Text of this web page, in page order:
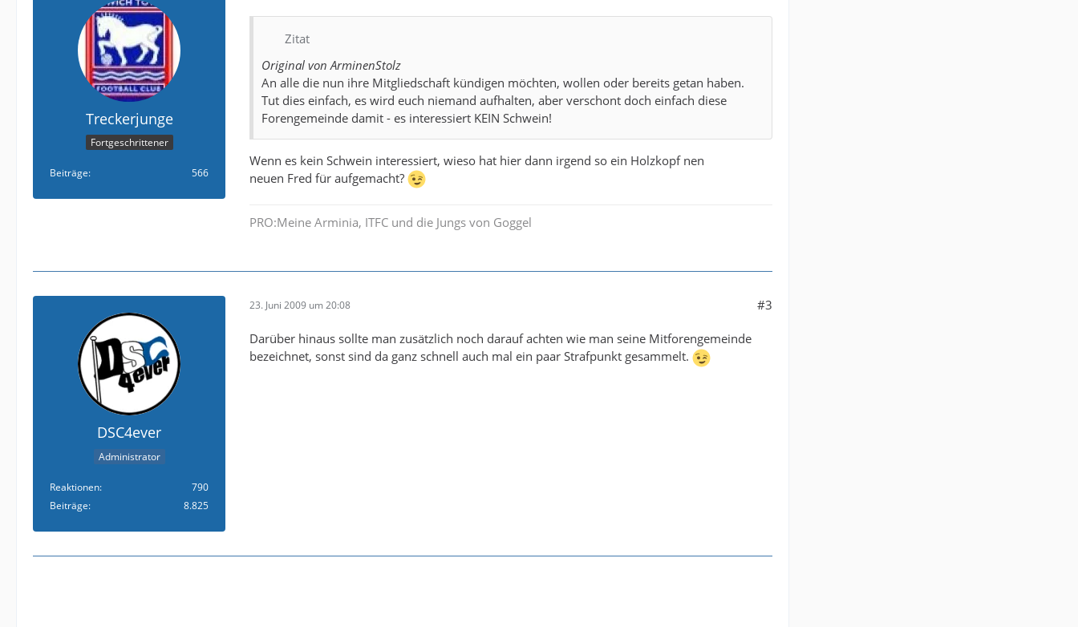
Treckerjunge
Fortgeschrittener
Beiträge 566
Zitat
Original von ArminenStolz
An alle die nun ihre Mitgliedschaft kündigen möchten, wollen oder bereits getan haben.
Tut dies einfach, es wird euch niemand aufhalten, aber verschont doch einfach diese
Forengemeinde damit - es interessiert KEIN Schwein!
Wenn es kein Schwein interessiert, wieso hat hier dann irgend so ein Holzkopf nen
neuen Fred für aufgemacht?
PRO:Meine Arminia, ITFC und die Jungs von Goggel
DSC4ever
Administrator
Reaktionen
790
Beiträge
8.825
23. Juni 2009 um 20:08 #3
Darüber hinaus sollte man zusätzlich noch darauf achten wie man seine Mitforengemeinde
bezeichnet, sonst sind da ganz schnell auch mal ein paar Strafpunkt gesammelt.